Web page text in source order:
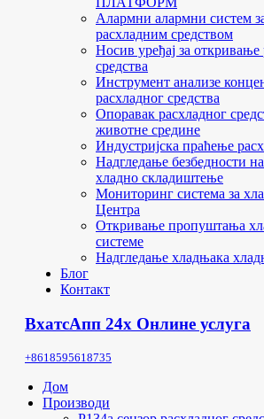
Алармни алармни систем
расхладним средством
Носив уређај за откривање
средства
Инструмент анализе
расхладног средства
Опоравак расхладног
животне средине
Индустријска праћење
Надгледање безбедности
хладно складиштење
Мониторинг система за
Центра
Откривање пропуштања
системе
Надгледање хладњака
Блог
Контакт
ВхатсАпп 24х Онлине услуга
+8618595618735
Дом
Производи